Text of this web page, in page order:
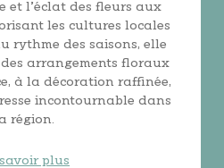
et l’éclat des fleurs aux
les cultures locales
rythme des saisons, elle
des arrangements floraux
à la décoration raffinée,
incontournable dans
région.
plus